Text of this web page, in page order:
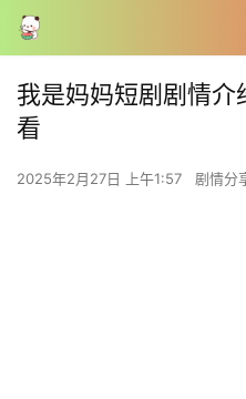
我是妈妈短剧剧情
看
2025年2月27日 上午1:57 剧情分